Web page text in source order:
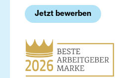
Jetzt bewerben